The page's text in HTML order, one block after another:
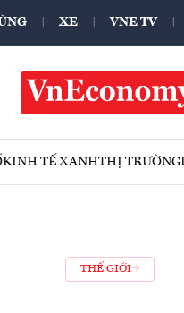
XE VNE TV
KINH TẾ XANHTHỊ TRƯỜNG
THẾ GIỚI